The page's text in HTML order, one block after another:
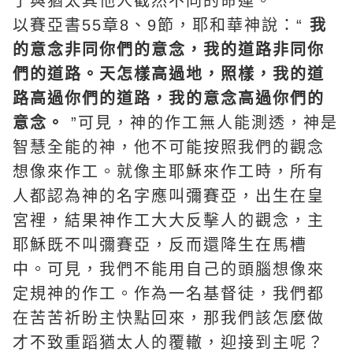
以賽亞書55章8、9節， 耶和華神說：“ 我
的意念非同你們的意念，我的道路非同你
們的道路。天怎樣高過地，照樣，我的道
路高過你們的道路，我的意念高過你們的
意念。
”可見，神的作工無人能測透，神是
智慧全能的神，他不可能按照我們的觀念
想像來作工。就像主耶穌來作工時，所有
人都認為神的名字應叫彌賽亞，出生在皇
宮裡，結果神作工大大反擊人的觀念，主
耶穌既不叫彌賽亞，反而還降生在馬槽
中。可見，我們不能用自己的頭腦想像來
定規神的作工。作為一名 基督徒 ，我們都
在苦苦祈盼主快點回來，那我們該怎麼做
才不致重蹈猶太人的覆轍，迎接到主呢？